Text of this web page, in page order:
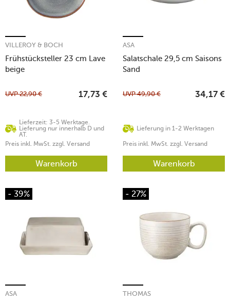
Frühstücksteller 23 cm Lave
beige
VILLEROY & BOCH
Lieferzeit: 3-5 Werktage.
Lieferung nur innerhalb D und
AT.
UVP22,90 € 17,73 €
Preis inkl. MwSt. zzgl. Versand
Warenkorb
Salatschale 29,5 cm Saisons
Sand
ASA
Lieferung in 1-2 Werktagen
UVP49,90 € 34,17 €
Preis inkl. MwSt. zzgl. Versand
Warenkorb
- 39%
ASA
- 27%
THOMAS